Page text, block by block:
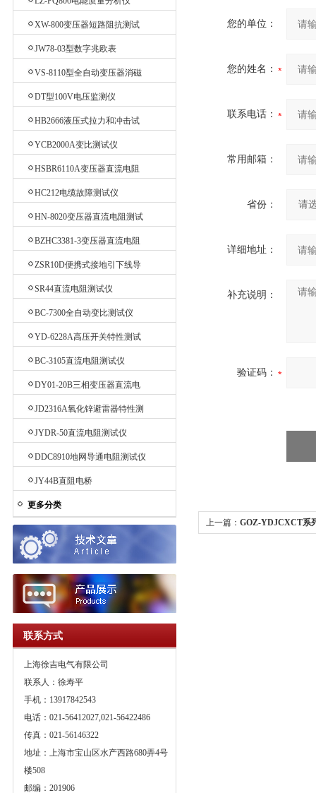
XW-800变压器短路阻抗测试
JW78-03型数字兆欧表
VS-8110型全自动变压器消磁
DT型100V电压监测仪
HB2666液压式拉力和冲击试
YCB2000A变比测试仪
HSBR6110A变压器直流电阻
HC212电缆故障测试仪
HN-8020变压器直流电阻测试
BZHC3381-3变压器直流电阻
ZSR10D便携式接地引下线导
通测试仪
SR44直流电阻测试仪
BC-7300全自动变比测试仪
YD-6228A高压开关特性测试
BC-3105直流电阻测试仪
DY01-20B三相变压器直流电
JD2316A氧化锌避雷器特性测
JYDR-50直流电阻测试仪
DDC8910地网导通电阻测试仪
JY44B直阻电桥
更多分类
联系方式
上海徐吉电气有限公司
联系人：徐寿平
手机：13917842543
电话：021-56412027,021-56422486
传真：021-56146322
地址：上海市宝山区水产西路680弄4号
楼508
邮编：201906
您的单位：
您的姓名：
联系电话：
常用邮箱：
省份：
详细地址：
补充说明：
验证码：
上一篇： GOZ-YDJCXCT系